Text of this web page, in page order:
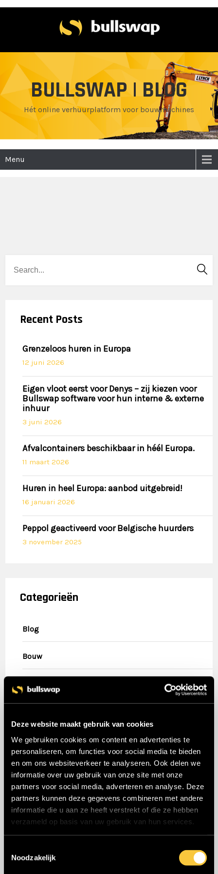
Deze website maakt gebruik van cookies
We gebruiken cookies om content en advertenties te
personaliseren, om functies voor social media te bieden
en om ons websiteverkeer te analyseren. Ook delen we
informatie over uw gebruik van onze site met onze
partners voor social media, adverteren en analyse. Deze
partners kunnen deze gegevens combineren met andere
informatie die u aan ze heeft verstrekt of die ze hebben
verzameld op basis van uw gebruik van hun services.
Noodzakelijk
BULLSWAP | BLOG
Hét online verhuurplatform voor bouwmachines
Menu
Recent Posts
Grenzeloos huren in Europa
12 juni 2026
Eigen vloot eerst voor Denys – zij kiezen voor
Bullswap software voor hun interne & externe
inhuur
3 juni 2026
Afvalcontainers beschikbaar in héél Europa.
11 maart 2026
Huren in heel Europa: aanbod uitgebreid!
16 januari 2026
Peppol geactiveerd voor Belgische huurders
3 november 2025
Categorieën
Blog
Bouw
Bullswap
Huren Updates
Machines
TV Limburg
Tips